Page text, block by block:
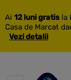
Ai 12 luni gratis la
Casa de Marcat
Vezi detalii